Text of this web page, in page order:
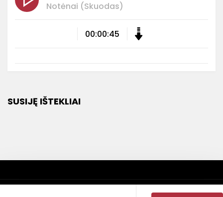
Notėnai (Skuodas)
00:00:45
SUSIJĘ IŠTEKLIAI